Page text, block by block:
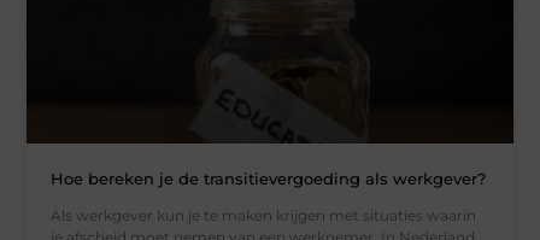
Hoe bereken je de transitievergoeding als werkgever?
Als werkgever kun je te maken krijgen met situaties waarin